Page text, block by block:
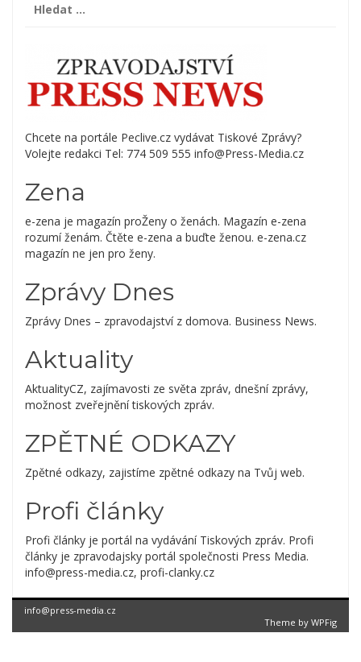
Chcete na portále Peclive.cz vydávat Tiskové Zprávy?
Volejte redakci Tel: 774 509 555 info@Press-Media.cz
Zena
e-zena je magazín proŽeny o ženách. Magazín e-zena
rozumí ženám. Čtěte e-zena a buďte ženou. e-zena.cz
magazín ne jen pro ženy.
Zprávy Dnes
Zprávy Dnes – zpravodajství z domova. Business News.
Aktuality
AktualityCZ, zajímavosti ze světa zpráv, dnešní zprávy,
možnost zveřejnění tiskových zpráv.
ZPĚTNÉ ODKAZY
Zpětné odkazy, zajistíme zpětné odkazy na Tvůj web.
Profi články
Profi články je portál na vydávání Tiskových zpráv. Profi
články je zpravodajsky portál společnosti Press Media.
info@press-media.cz, profi-clanky.cz
info@press-media.cz
Theme by WPFig